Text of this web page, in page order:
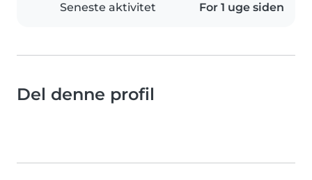
Seneste aktivitet For 1 uge siden
Del denne profil